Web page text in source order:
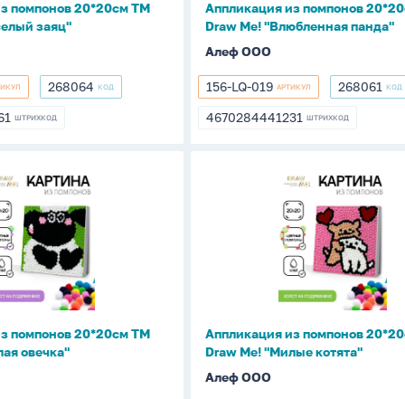
помпонов 20*20см ТМ
заяц"
268064
268064 КОД
ШТРИХКОД
панда"
Аппликация из помпонов
Draw Me! "Влюбленная панда"
Алеф ООО
156-
LQ-
156-LQ-019 АРТИКУЛ 268061
268061 КОД
4670284441231
4670284441231 ШТРИХКОД
помпонов 20*20см ТМ
овечка"
Аппликация
котята"
Аппликация из помпонов
Draw Me! "Милые котята"
Алеф ООО